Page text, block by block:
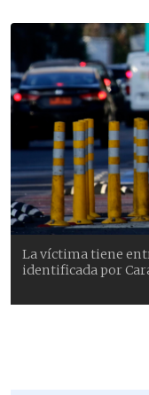
La víctima tiene
identificada por